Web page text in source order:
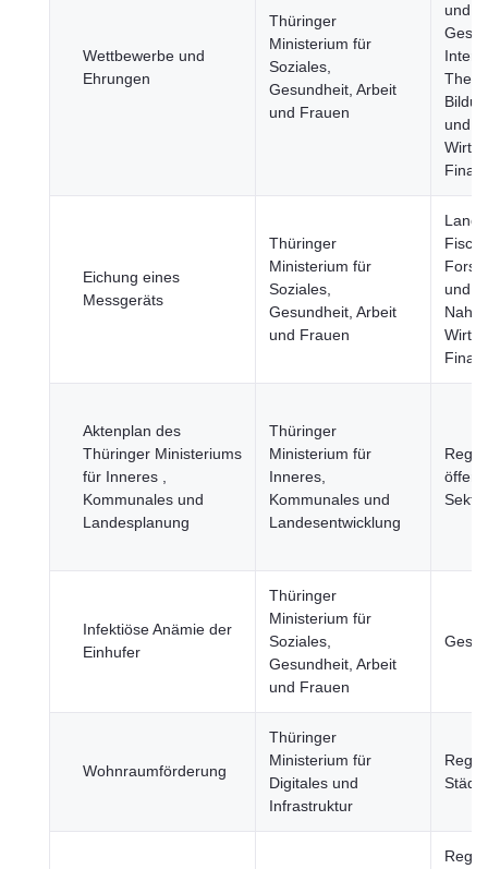
Wettbewerbe und
Ehrungen
Thüringer
Ministerium für
Soziales,
Gesundheit, Arbeit
und Frauen
und
und
Eichung eines
Messgeräts
Thüringer
Ministerium für
Soziales,
Gesundheit, Arbeit
und Frauen
und
Aktenplan des
Thüringer Ministeriums
für Inneres ,
Kommunales und
Landesplanung
Thüringer
Ministerium für
Inneres,
Kommunales und
Landesentwicklung
Sektor
Infektiöse Anämie der
Einhufer
Thüringer
Ministerium für
Soziales,
Gesundheit, Arbeit
und Frauen
Wohnraumförderung
Thüringer
Ministerium für
Digitales und
Infrastruktur